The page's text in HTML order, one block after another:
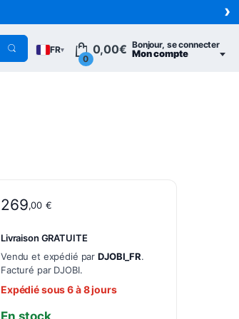
›
FR▾ Bonjour, se connecter
Mon compte
0
0,00€
269,00 €
Livraison GRATUITE
Vendu et expédié parDJOBI_FR.
Facturé par DJOBI.
Expédié sous 6 à 8 jours